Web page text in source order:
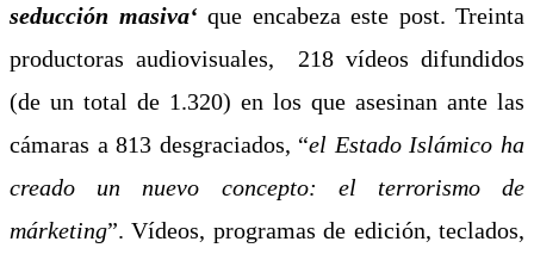
seducción masiva‘ que encabeza este post. Treinta
productoras audiovisuales, 218 vídeos difundidos
(de un total de 1.320) en los que asesinan ante las
cámaras a 813 desgraciados, “el Estado Islámico ha
creado un nuevo concepto: el terrorismo de
márketing”. Vídeos, programas de edición, teclados,